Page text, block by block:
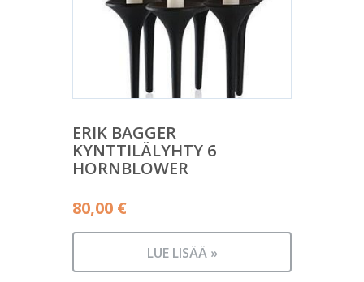
ERIK BAGGER
KYNTTILÄLYHTY 6
HORNBLOWER
80,00 €
LUE LISÄÄ »